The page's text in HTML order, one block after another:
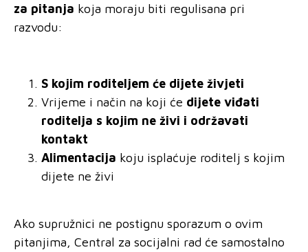
za pitanja koja moraju biti regulisana pri
razvodu:
S kojim roditeljem će dijete živjeti
Vrijeme i način na koji će dijete viđati
roditelja s kojim ne živi i održavati
kontakt
Alimentacija koju isplaćuje roditelj s kojim
dijete ne živi
Ako supružnici ne postignu sporazum o ovim
pitanjima, Central za socijalni rad će samostalno